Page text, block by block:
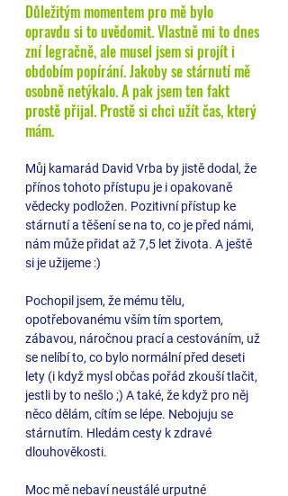
Důležitým momentem pro mě bylo
opravdu si to uvědomit. Vlastně mi to dnes
zní legračně, ale musel jsem si projít i
obdobím popírání. Jakoby se stárnutí mě
osobně netýkalo. A pak jsem ten fakt
prostě přijal. Prostě si chci užít čas, který
mám.
Můj kamarád David Vrba by jistě dodal, že
přínos tohoto přístupu je i opakovaně
vědecky podložen. Pozitivní přístup ke
stárnutí a těšení se na to, co je před námi,
nám může přidat až 7,5 let života. A ještě
si je užijeme :)
Pochopil jsem, že mému tělu,
opotřebovanému vším tím sportem,
zábavou, náročnou prací a cestováním, už
se nelíbí to, co bylo normální před deseti
lety (i když mysl občas pořád zkouší tlačit,
jestli by to nešlo ;) A také, že když pro něj
něco dělám, cítím se lépe. Nebojuju se
stárnutím. Hledám cesty k zdravé
dlouhověkosti.
Moc mě nebaví neustálé urputné